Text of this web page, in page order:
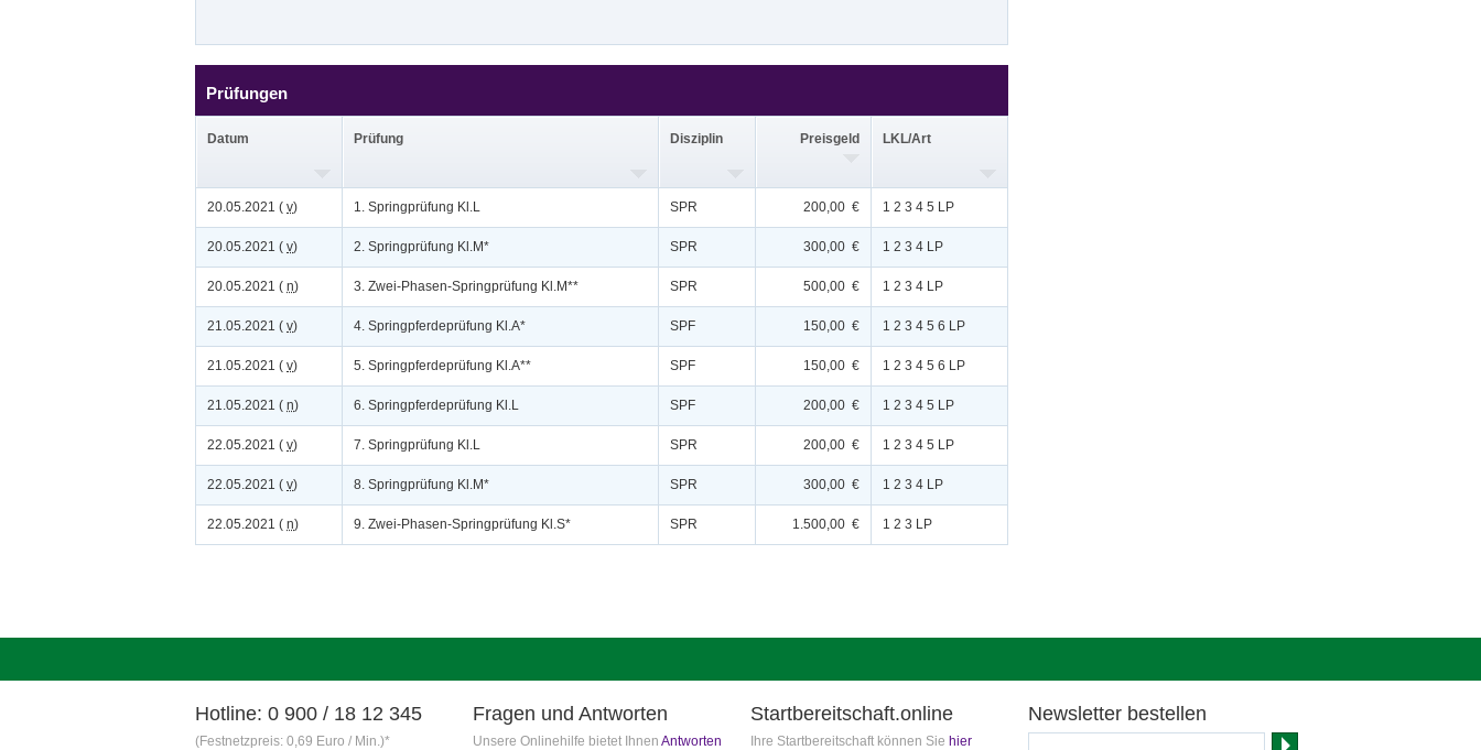
Prüfungen
Datum Prüfung Disziplin Preisgeld LKL/Art
20.05.2021 ( v) 1. Springprüfung Kl.L SPR 200,00 € 1 2 3 4 5 LP
20.05.2021 ( v) 2. Springprüfung Kl.M* SPR 300,00 € 1 2 3 4 LP
20.05.2021 ( n) 3. Zwei-Phasen-Springprüfung Kl.M** SPR 500,00 € 1 2 3 4 LP
21.05.2021 ( v) 4. Springpferdeprüfung Kl.A* SPF 150,00 € 1 2 3 4 5 6 LP
21.05.2021 ( v) 5. Springpferdeprüfung Kl.A** SPF 150,00 € 1 2 3 4 5 6 LP
21.05.2021 ( n) 6. Springpferdeprüfung Kl.L SPF 200,00 € 1 2 3 4 5 LP
22.05.2021 ( v) 7. Springprüfung Kl.L SPR 200,00 € 1 2 3 4 5 LP
22.05.2021 ( v) 8. Springprüfung Kl.M* SPR 300,00 € 1 2 3 4 LP
22.05.2021 ( n) 9. Zwei-Phasen-Springprüfung Kl.S* SPR 1.500,00 € 1 2 3 LP
Hotline: 0 900 / 18 12 345
(Festnetzpreis: 0,69 Euro / Min.)*
Fragen und Antworten
Unsere Onlinehilfe bietet Ihnen Antworten
Startbereitschaft.online
Ihre Startbereitschaft können Sie hier
Newsletter bestellen